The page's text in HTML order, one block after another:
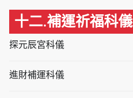
十二.補運祈福科儀
探元辰宮科儀
進財補運科儀